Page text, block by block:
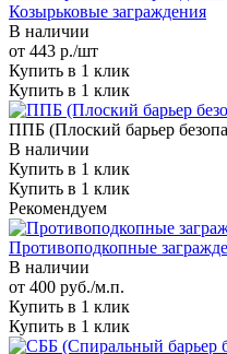
Козырьковые заграждения
В наличии
от 443 р./шт
Купить в 1 клик
Купить в 1 клик
ППБ (Плоский барьер
В наличии
Купить в 1 клик
Купить в 1 клик
Рекомендуем
Противоподкопные
В наличии
от 400 руб./м.п.
Купить в 1 клик
Купить в 1 клик